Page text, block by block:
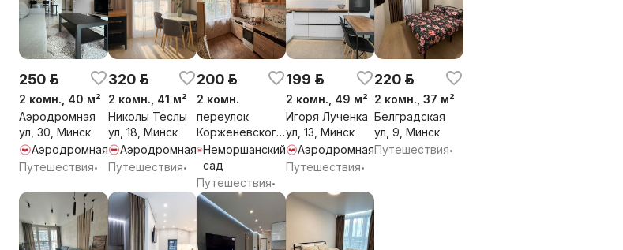
250 р.
2 комн., 40 м²
Аэродромная
ул, 30, Минск
Аэродромная
Путешествия•
320 р.
2 комн., 41 м²
Николы Теслы
ул, 18, Минск
Аэродромная
Путешествия•
200 р.
2 комн.
переулок
Корженевского
, 20, Минск
Неморшанский
сад
Путешествия•
199 р.
2 комн., 49 м²
Игоря Лученка
ул, 13, Минск
Аэродромная
Путешествия•
220 р.
2 комн., 37 м²
Белградская
ул, 9, Минск
Путешествия•